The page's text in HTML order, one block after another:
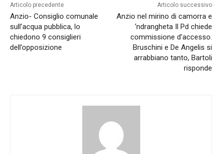
Articolo precedente
Anzio- Consiglio comunale
sull’acqua pubblica, lo
chiedono 9 consiglieri
dell’opposizione
Articolo successivo
Anzio nel mirino di camorra e
‘ndrangheta Il Pd chiede
commissione d’accesso.
Bruschini e De Angelis si
arrabbiano tanto, Bartoli
risponde